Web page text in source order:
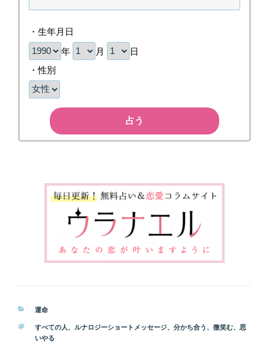
・生年月日
年
月
日
・性別
占う
カ
ゴ
リ
運命
タ
グ
すべての人 、 ルナロジーショートメッセージ、 分かち合う 、 微笑む、 思
いやる